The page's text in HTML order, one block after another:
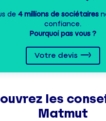
de 4 millions de sociétaires
confiance.
Pourquoi pas vous ?
Votre devis
les
Matmut